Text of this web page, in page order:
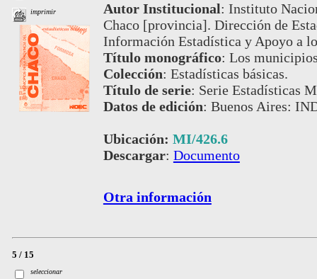
imprimir Autor Institucional: Instituto
Chaco [provincia]. Dirección de
Información Estadística y Apoyo a
Título monográfico: Los
Colección: Estadísticas básicas.
Título de serie: Serie Estadísticas
Datos de edición: Buenos Aires:
Ubicación: MI/426.6
Descargar: Documento
Otra información
5 / 15
seleccionar